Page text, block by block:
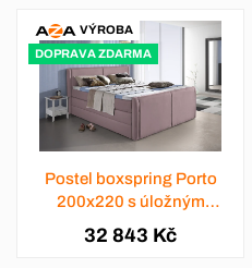
VÝROBA
DOPRAVA ZDARMA
Postel boxspring Porto
200x220 s úložným
prostorem - výběr barev
32 843 Kč